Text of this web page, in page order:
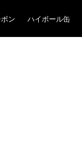
ン ハイボール缶